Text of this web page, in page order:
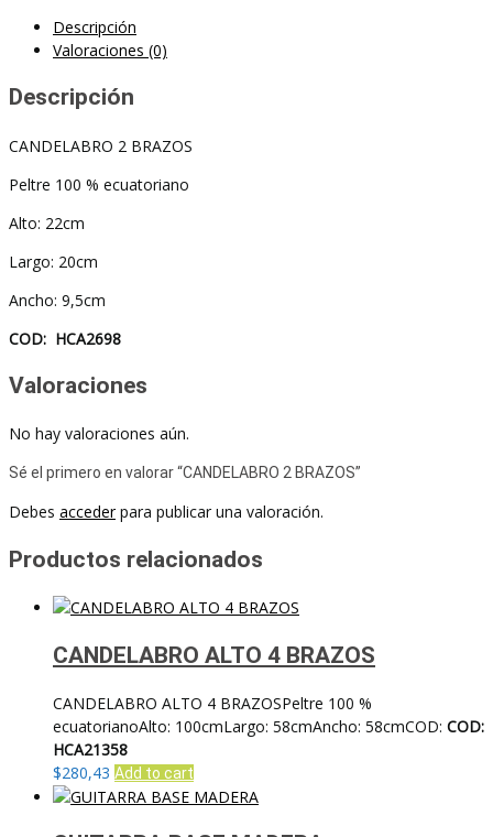
Descripción
Valoraciones (0)
Descripción
CANDELABRO 2 BRAZOS
Peltre 100 % ecuatoriano
Alto: 22cm
Largo: 20cm
Ancho: 9,5cm
COD: HCA2698
Valoraciones
No hay valoraciones aún.
Sé el primero en valorar “CANDELABRO 2 BRAZOS”
Debes accederpara publicar una valoración.
Productos relacionados
CANDELABRO ALTO 4 BRAZOS
CANDELABRO ALTO 4 BRAZOSPeltre 100 %
ecuatorianoAlto: 100cmLargo: 58cmAncho: 58cmCOD: COD:
HCA21358
$280,43 Add to cart